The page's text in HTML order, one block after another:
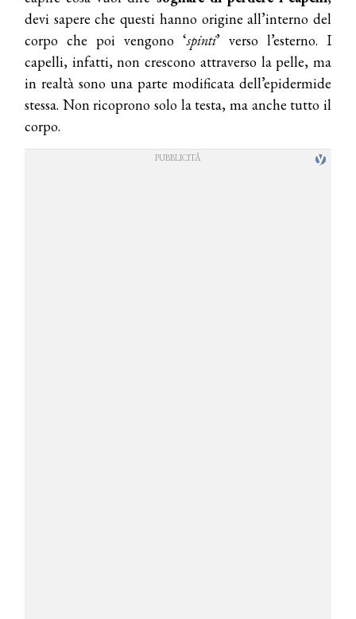
devi sapere che questi hanno origine all’interno del
corpo che poi vengono ‘spinti’ verso l’esterno. I
capelli, infatti, non crescono attraverso la pelle, ma
in realtà sono una parte modificata dell’epidermide
stessa. Non ricoprono solo la testa, ma anche tutto il
corpo.